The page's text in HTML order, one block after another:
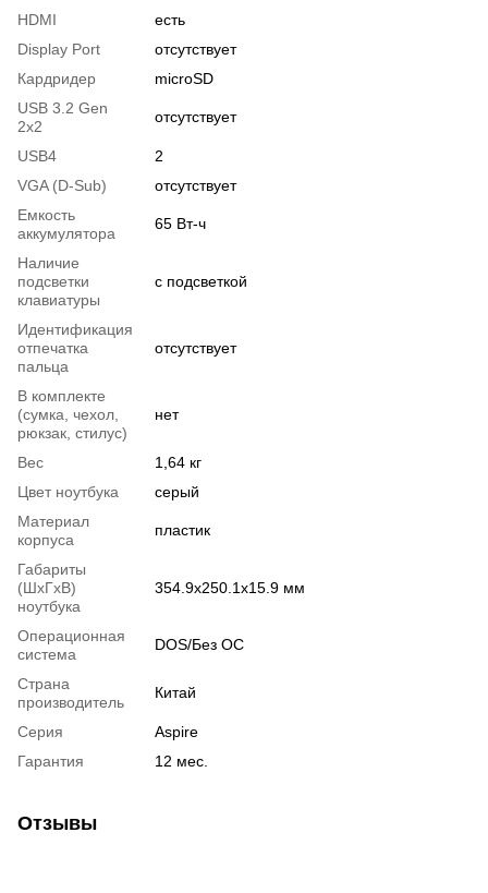
HDMI
есть
Display Port
отсутствует
Кардридер
microSD
USB 3.2 Gen
2x2
отсутствует
USB4
2
VGA (D-Sub)
отсутствует
Емкость
аккумулятора
65 Вт-ч
Наличие
подсветки
клавиатуры
с подсветкой
Идентификация
отпечатка
пальца
отсутствует
В комплекте
(сумка, чехол,
рюкзак, стилус)
нет
Вес
1,64 кг
Цвет ноутбука
серый
Материал
корпуса
пластик
Габариты
(ШхГхВ)
ноутбука
354.9х250.1х15.9 мм
Операционная
система
DOS/Без ОС
Страна
производитель
Китай
Серия
Aspire
Гарантия
12 мес.
Отзывы